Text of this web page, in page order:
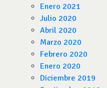
Enero 2021
Julio 2020
Abril 2020
Marzo 2020
Febrero 2020
Enero 2020
Diciembre 2019